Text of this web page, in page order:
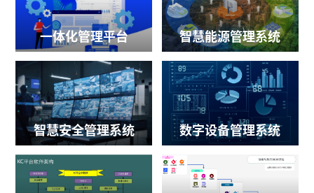
一体化管理平台 智慧能源管理系统
智慧安全管理系统 数字设备管理系统